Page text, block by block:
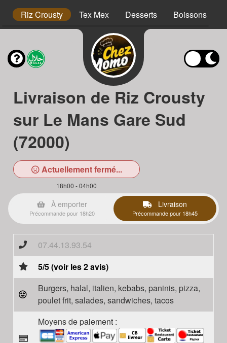
Riz Crousty Tex Mex Desserts Boissons
Livraison de Riz Crousty
sur Le Mans Gare Sud
(72000)
Actuellement fermé...
18h00 - 04h00
À emporter
Précommande pour 18h20
Livraison
Précommande pour 18h45
07.44.13.93.54
5/5 (voir les 2 avis)
Burgers, halal, italien, kebabs, paninis, pizza,
poulet frit, salades, sandwiches, tacos
Moyens de paiement :